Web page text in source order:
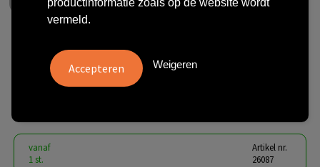
Peak Design Travel Backpack
vanaf
1 st.
Artikel nr.
26087
vermeld.
Weigeren